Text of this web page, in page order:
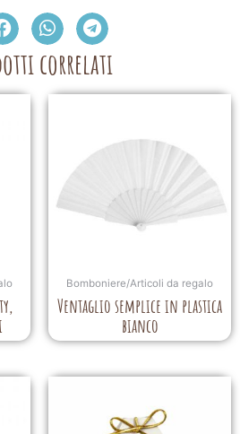
correlati
Bomboniere/Articoli da regalo
Ventaglio semplice in plastica
bianco